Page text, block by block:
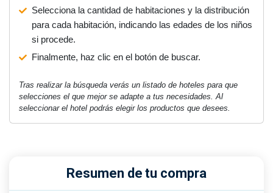
Selecciona la cantidad de habitaciones y la distribución
para cada habitación, indicando las edades de los niños
si procede.
Finalmente, haz clic en el botón de buscar.
Tras realizar la búsqueda verás un listado de hoteles para que
selecciones el que mejor se adapte a tus necesidades. Al
seleccionar el hotel podrás elegir los productos que desees.
Resumen de tu compra